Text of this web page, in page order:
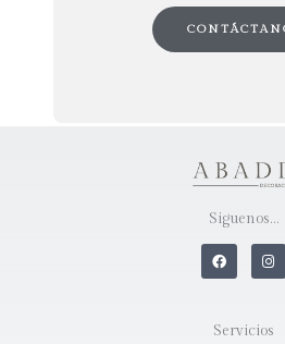
Siguenos…
F
a
c
o
I
n
s
r
Servicios